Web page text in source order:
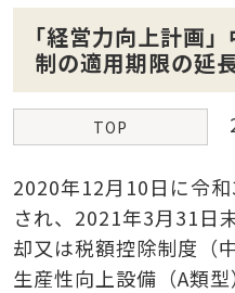
｢経営力向上計画
制の適用期限の延
TOP
2020年12月10日に令
され、2021年3月31日
却又は税額控除制度（
生産性向上設備（A類